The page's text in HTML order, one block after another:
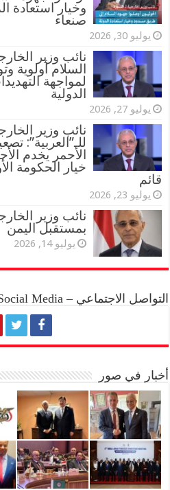
وخيار استعادة
صنعاء
يوليو 30, 2026
نائب وزير
السلام أولوية
لمواجهة
الدولية
يوليو 27, 2026
نائب وزير
للـ”العربية”:
الأحمر يخدم
خيار الحكومة
قائم
يوليو 23, 2026
نائب وزير
بمستقبل اليمن
يوليو 14, 2026
التواصل الاجتماعي – Social Media
أخبار في صور